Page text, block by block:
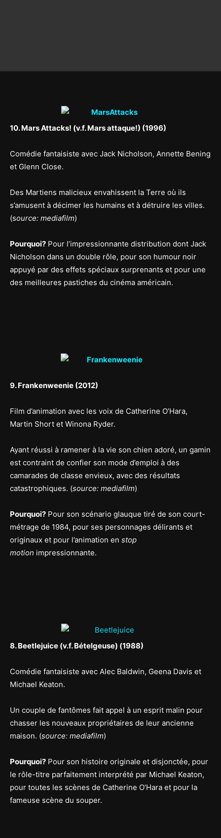
10. Mars Attacks! (v.f. Mars attaque!) (1996)
Comédie fantaisiste avec Jack Nicholson, Annette Bening
et Glenn Close.
Des Martiens malicieux envahissent la Terre où ils
s’amusent à décimer les humains et à détruire les villes.
(source: mediafilm)
Pourquoi? Pour l’impressionnante distribution dont Jack
Nicholson dans un double rôle, pour son humour noir
appuyé par des effets spéciaux surprenants et pour une
des meilleures pastiches du cinéma américain.
9. Frankenweenie (2012)
Film d’animation avec les voix de Catherine O’Hara,
Martin Short et Winona Ryder.
Ayant réussi à ramener à la vie son chien adoré, un gamin
est contraint de confier son mode d’emploi à des
camarades de classe envieux, avec des résultats
catastrophiques. (source: mediafilm)
Pourquoi? Pour son scénario glauque tiré de son court-
métrage de 1984, pour ses personnages délirants et
originaux et pour l’animation en stop
motion impressionnante.
8. Beetlejuice (v.f. Bételgeuse) (1988)
Comédie fantaisiste avec Alec Baldwin, Geena Davis et
Michael Keaton.
Un couple de fantômes fait appel à un esprit malin pour
chasser les nouveaux propriétaires de leur ancienne
maison. (source: mediafilm)
Pourquoi? Pour son histoire originale et disjonctée, pour
le rôle-titre parfaitement interprété par Michael Keaton,
pour toutes les scènes de Catherine O’Hara et pour la
fameuse scène du souper.